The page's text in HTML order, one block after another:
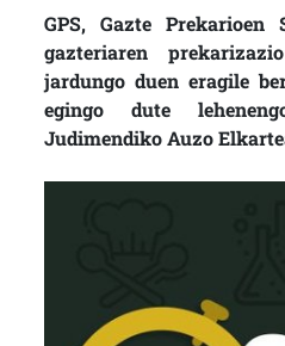
GPS, Gazte Prekarioen
gazteriaren
jardungo duen eragile
egingo dute
Judimendiko Auzo